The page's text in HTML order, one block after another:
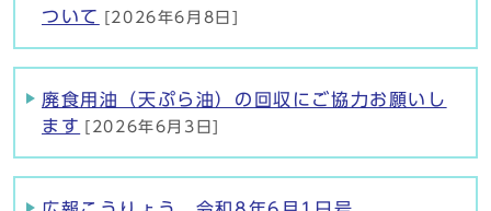
ついて
[2026年6月8日]
廃食用油（天ぷら油）の回収にご協力お願いし
ます
[2026年6月3日]